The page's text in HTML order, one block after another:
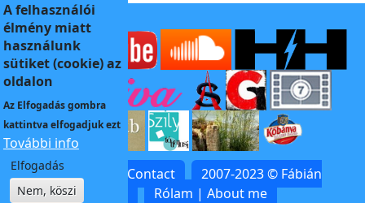
Kapcsolat | Contact
2007-2023 © Fábián
Rólam | About me
A felhasználói
élmény miatt
használunk
sütiket (cookie) az
oldalon
Az Elfogadásgombra
kattintva elfogadjuk ezt
További info
Elfogadás
Nem, köszi